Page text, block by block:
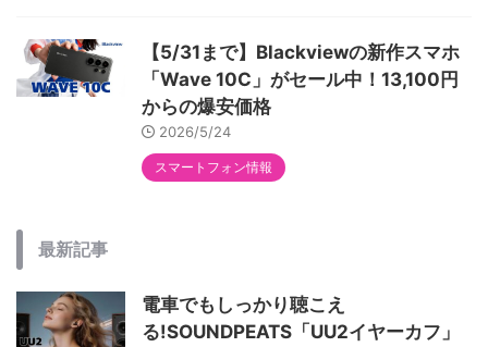
【5/31まで】Blackviewの新作スマホ
「Wave 10C」がセール中！13,100円
からの爆安価格
2026/5/24
スマートフォン情報
最新記事
電車でもしっかり聴こえ
る!SOUNDPEATS「UU2イヤーカフ」